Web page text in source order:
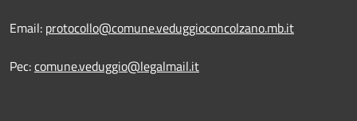
Email: protocollo@comune.veduggioconcolzano.mb.it
Pec:comune.veduggio@legalmail.it